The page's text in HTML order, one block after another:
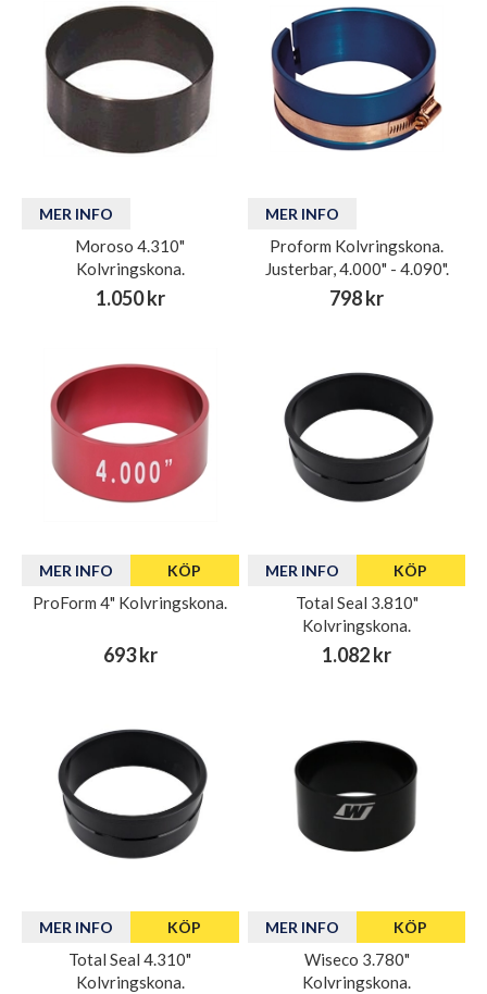
MER INFO
Moroso 4.310"
Kolvringskona.
1.050 kr
MER INFO
Proform Kolvringskona.
Justerbar, 4.000" - 4.090".
798 kr
MER INFO KÖP
ProForm 4" Kolvringskona.
693 kr
MER INFO KÖP
Total Seal 3.810"
Kolvringskona.
1.082 kr
MER INFO KÖP
Total Seal 4.310"
Kolvringskona.
MER INFO KÖP
Wiseco 3.780"
Kolvringskona.